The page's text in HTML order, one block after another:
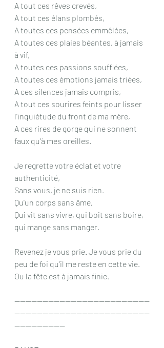
A tout ces rêves crevés,
A tout ces élans plombés,
A toutes ces pensées emmêlées,
A toutes ces plaies béantes, à jamais
à vif,
A toutes ces passions soufflées,
A toutes ces émotions jamais triées,
A ces silences jamais compris,
A tout ces sourires feints pour lisser
l'inquiétude du front de ma mère,
A ces rires de gorge qui ne sonnent
faux qu'à mes oreilles.
Je regrette votre éclat et votre
authenticité,
Sans vous, je ne suis rien.
Qu'un corps sans âme,
Qui vit sans vivre, qui boit sans boire,
qui mange sans manger.
Revenez je vous prie. Je vous prie du
peu de foi qu'il me reste en cette vie.
Ou la fête est à jamais finie.
------------------------------------------------
------------------------------------------------
------------------